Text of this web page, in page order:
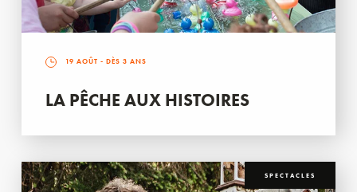
19 AOÛT - DÈS 3 ANS
LA PÊCHE AUX HISTOIRES
SPECTACLES